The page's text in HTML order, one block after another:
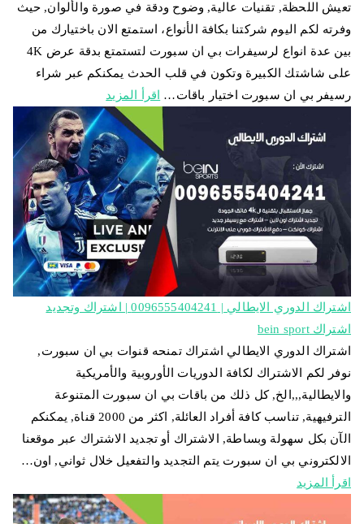
تعيش اللحظة, تقنيات عالية, وضوح ودقة في صورة والألوان, حيث
وفرته لكم اليوم شركتنا بكافة الأنواع، استمتع الان باختيارك من
بين عدة انواع لرسيفرات بي ان سبورت لتستمتع بدقة عرض 4K
على شاشتك الكبيرة وتكون في قلب الحدث يمكنكم عبر شراء
رسيفر بي ان سبورت اختيار باقات…
اقرأ المزيد
اشتراك الدوري الايطالي | 0096555404241 | اشتراك وتجديد
اشتراك bein sport
اشتراك الدوري الايطالي اشتراك تمنحه قنوات بي ان سبورت,
نوفر لكم الاشتراك لكافة الدوريات الأوروبية والأمريكية
والايطالية,,,الخ, كل ذلك من باقات بي ان سبورت المتنوعة
الترفيهية, تناسب كافة أفراد العائلة, اكثر من 2000 قناة, يمكنكم
الآن بكل سهولة وبساطة, الاشتراك أو تجديد الاشتراك عبر موقعنا
الالكتروني بي ان سبورت يتم التجديد والتفعيل خلال ثواني, اون…
اقرأ المزيد